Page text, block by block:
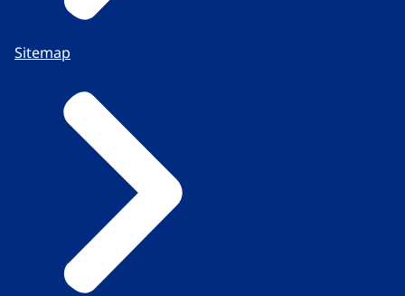
Sitemap